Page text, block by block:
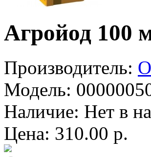
Агройод 100
Производитель:
Модель:
Наличие: Нет в
Цена: 310.00 р.